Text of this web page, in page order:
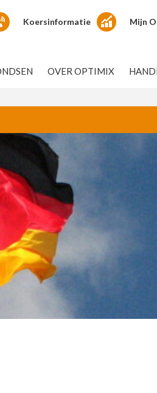
OVER OPTIMIX
Koersinformatie Mijn